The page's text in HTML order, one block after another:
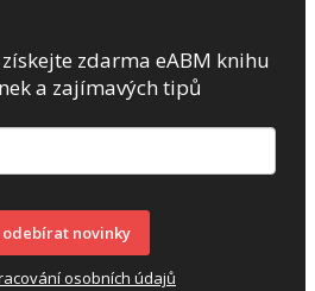
zdarma eABM knihu
a zajímavých tipů
odebírat novinky
osobních údajů